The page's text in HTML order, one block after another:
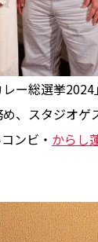
ー総選挙
、スタジオゲ
ンビ・ からし